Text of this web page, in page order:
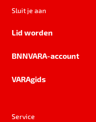
Sluit je aan
Lid worden
BNNVARA-account
VARAgids
Service